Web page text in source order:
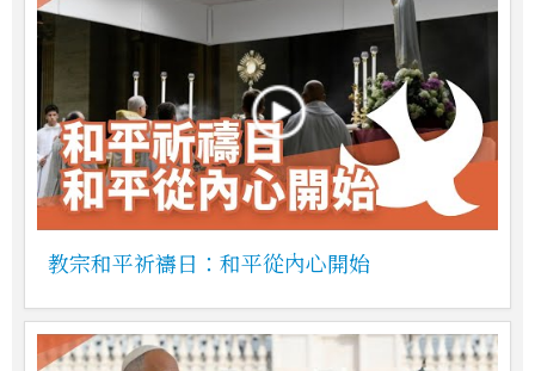
教宗和平祈禱日：和平從內心開始